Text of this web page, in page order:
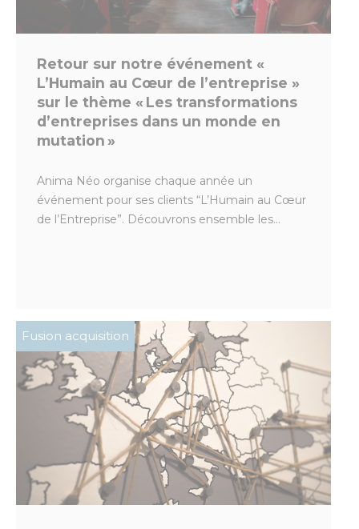
Retour sur notre événement «
L’Humain au Cœur de l’entreprise »
sur le thème « Les transformations
d’entreprises dans un monde en
mutation »
Anima Néo organise chaque année un
événement pour ses clients “L’Humain au Cœur
de l’Entreprise”. Découvrons ensemble les...
Fusion acquisition